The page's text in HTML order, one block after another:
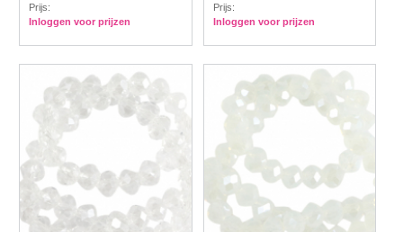
Prijs:
Inloggen voor prijzen
Prijs:
Inloggen voor prijzen